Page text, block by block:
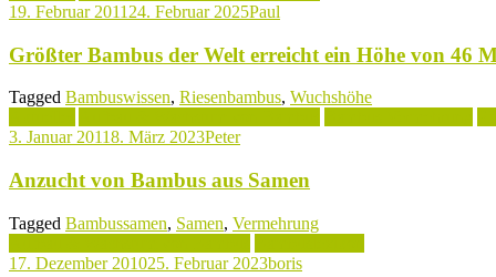
19. Februar 2011 24. Februar 2025Paul
Größter Bambus der Welt erreicht ein Höhe von 46
Tagged Bambuswissen, Riesenbambus, Wuchshöhe
3. Januar 20118. März 2023Peter
Anzucht von Bambus aus Samen
Tagged Bambussamen, Samen, Vermehrung
17. Dezember 201025. Februar 2023boris